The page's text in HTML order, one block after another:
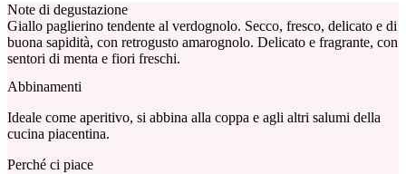
Note di degustazione
Giallo paglierino tendente al verdognolo. Secco, fresco, delicato e di
buona sapidità, con retrogusto amarognolo. Delicato e fragrante, con
sentori di menta e fiori freschi.
Abbinamenti
Ideale come aperitivo, si abbina alla coppa e agli altri salumi della
cucina piacentina.
Perché ci piace